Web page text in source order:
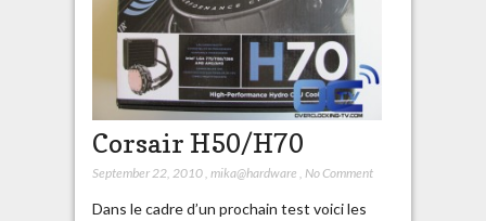
Corsair H50/H70
September 22, 2010, mika@hardware , No Comment
Dans le cadre d’un prochain test voici les